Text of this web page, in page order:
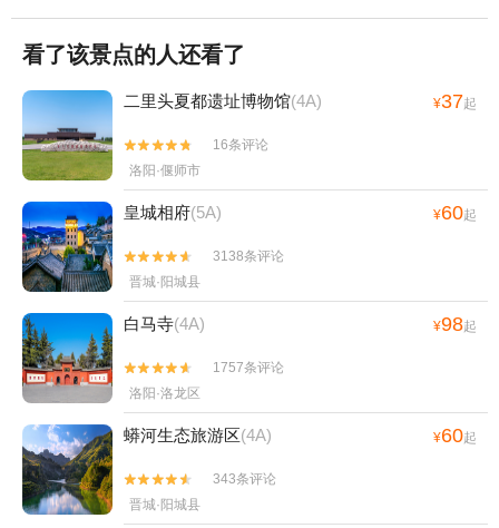
看了该景点的人还看了
二里头夏都遗址博物馆(4A) ¥37起


16条评论
洛阳·偃师市
皇城相府(5A) ¥60起


3138条评论
晋城·阳城县
白马寺(4A) ¥98起


1757条评论
洛阳·洛龙区
蟒河生态旅游区(4A) ¥60起


343条评论
晋城·阳城县